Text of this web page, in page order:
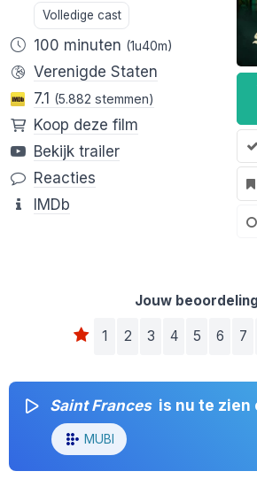
Volledige cast
100 minuten (1u40m)
Verenigde Staten
7.1 (5.882 stemmen)
Koop deze film
Bekijk trailer
Reacties
IMDb
Jouw
1 2 3 4 5 6 7
Saint Frances is nu te zien
MUBI